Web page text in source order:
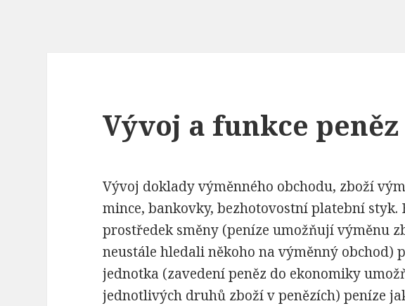
Vývoj a funkce peněz
Vývoj doklady výměnného obchodu, zboží
mince, bankovky, bezhotovostní platební styk.
prostředek směny (peníze umožňují výměnu
neustále hledali někoho na výměnný obchod)
jednotka (zavedení peněz do ekonomiky
jednotlivých druhů zboží v penězích) peníze